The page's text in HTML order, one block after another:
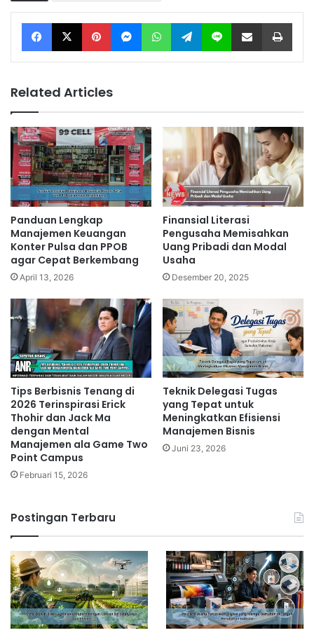
Facebook X Pinterest Messenger WhatsApp Telegram Line Share via Email
Related Articles
Panduan Lengkap
Manajemen Keuangan
Konter Pulsa dan PPOB
agar Cepat Berkembang
April 13, 2026
Finansial Literasi
Pengusaha Memisahkan
Uang Pribadi dan Modal
Usaha
Desember 20, 2025
Tips Berbisnis Tenang di
2026 Terinspirasi Erick
Thohir dan Jack Ma
dengan Mental
Manajemen ala Game Two
Point Campus
Februari 15, 2026
Teknik Delegasi Tugas
yang Tepat untuk
Meningkatkan Efisiensi
Manajemen Bisnis
Juni 23, 2026
Postingan Terbaru